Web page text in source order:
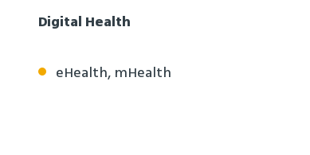
Digital Health
eHealth, mHealth